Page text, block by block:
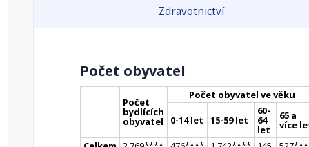
Zdravotnictví
Počet obyvatel
Počet
bydlících
obyvatel
Počet obyvatel ve věku
0-14 let 15-59 let
60-
64
let
65 a
více